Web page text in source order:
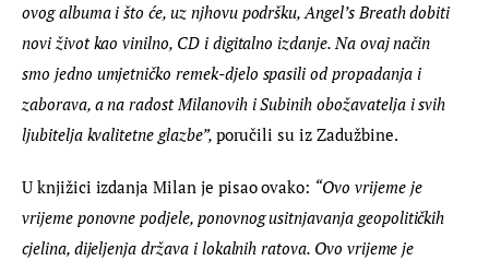
ovog albuma i što će, uz njhovu podršku, Angel’s Breath dobiti
novi život kao vinilno, CD i digitalno izdanje. Na ovaj način
smo jedno umjetničko remek-djelo spasili od propadanja i
zaborava, a na radost Milanovih i Subinih obožavatelja i svih
ljubitelja kvalitetne glazbe”, poručili su iz Zadužbine.
U knjižici izdanja Milan je pisao ovako: “Ovo vrijeme je
vrijeme ponovne podjele, ponovnog usitnjavanja geopolitičkih
cjelina, dijeljenja država i lokalnih ratova. Ovo vrijeme je